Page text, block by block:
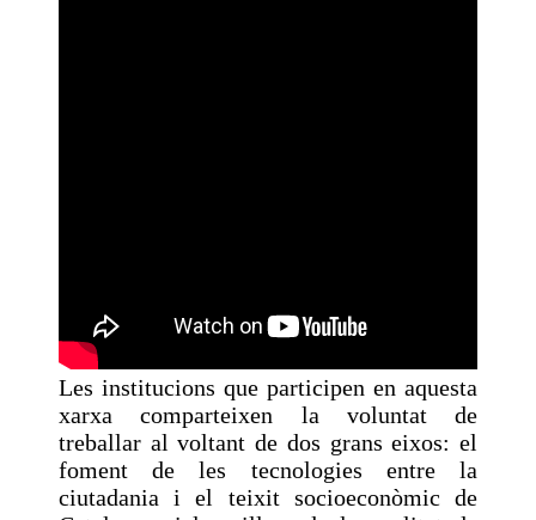
Les institucions que participen en aquesta
xarxa comparteixen la voluntat de
treballar al voltant de dos grans eixos: el
foment de les tecnologies entre la
ciutadania i el teixit socioeconòmic de